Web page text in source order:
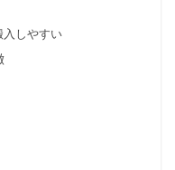
入しやすい